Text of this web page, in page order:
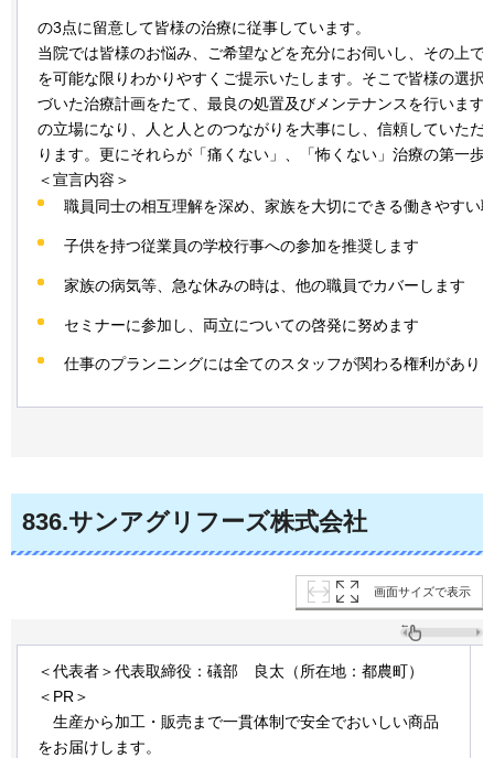
の3点に留意して皆様の治療に従事しています。
当院では皆様のお悩み、ご希望などを充分にお伺いし、その上で
を可能な限りわかりやすくご提示いたします。そこで皆様の選択
づいた治療計画をたて、最良の処置及びメンテナンスを行います
の立場になり、人と人とのつながりを大事にし、信頼していただ
ります。更にそれらが「痛くない」、「怖くない」治療の第一歩
＜宣言内容＞
職員同士の相互理解を深め、家族を大切にできる働きやすい
子供を持つ従業員の学校行事への参加を推奨します
家族の病気等、急な休みの時は、他の職員でカバーします
セミナーに参加し、両立についての啓発に努めます
仕事のプランニングには全てのスタッフが関わる権利があり
836.サンアグリフーズ株式会社
画面サイズで表示
＜代表者＞代表取締役：礒部 良太 （所在地：都農町）
＜PR＞
生産から加工・販売まで一貫体制で安全でおいしい商品
をお届けします。